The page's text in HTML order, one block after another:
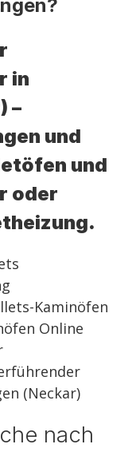
in
–
und
und
oder
Kaminöfen
Online
(Neckar)
nach